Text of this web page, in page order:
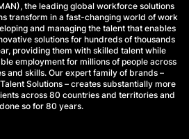
the leading global workforce solutions
transform in a fast-changing world of work
and managing the talent that enables
solutions for hundreds of thousands
providing them with skilled talent while
employment for millions of people across
and skills. Our expert family of brands –
Solutions – creates substantially more
across 80 countries and territories and
so for 80 years.